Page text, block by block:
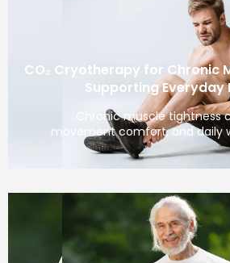
CO₂ Cryotherapy for Chronic
Supporting Everyday
Chronic muscle
movement comfort, and daily